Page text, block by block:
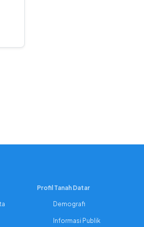
Profil Tanah Datar
Demografi
Informasi Publik